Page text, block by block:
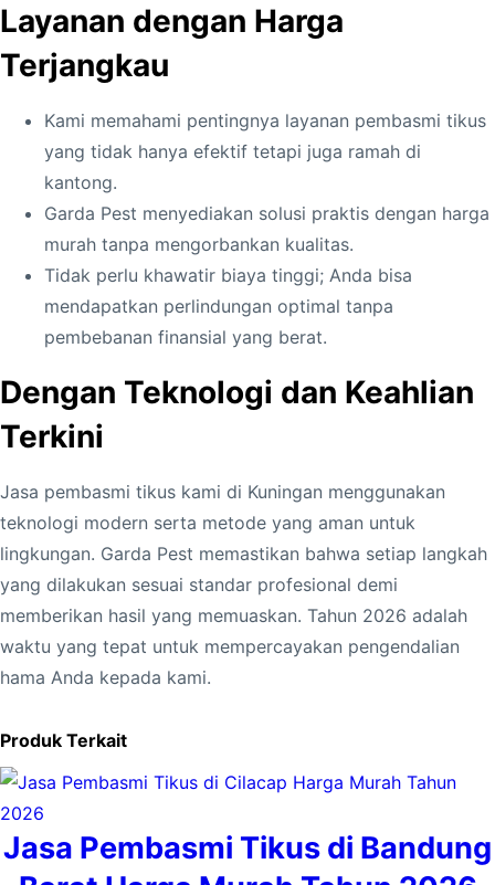
s
d
H
a
g
a
M
u
r
a
h
a
h
n
2
Layanan dengan Harga
Terjangkau
Kami memahami pentingnya layanan pembasmi tikus
yang tidak hanya efektif tetapi juga ramah di
kantong.
Garda Pest menyediakan solusi praktis dengan harga
murah tanpa mengorbankan kualitas.
Tidak perlu khawatir biaya tinggi; Anda bisa
mendapatkan perlindungan optimal tanpa
pembebanan finansial yang berat.
Dengan Teknologi dan Keahlian
Terkini
Jasa pembasmi tikus kami di Kuningan menggunakan
teknologi modern serta metode yang aman untuk
lingkungan. Garda Pest memastikan bahwa setiap langkah
yang dilakukan sesuai standar profesional demi
memberikan hasil yang memuaskan. Tahun 2026 adalah
waktu yang tepat untuk mempercayakan pengendalian
hama Anda kepada kami.
Produk Terkait
Jasa Pembasmi Tikus di Bandung